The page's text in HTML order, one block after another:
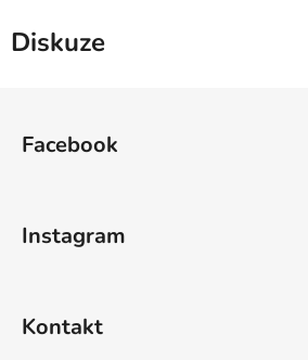
Diskuze
Facebook
Instagram
Kontakt